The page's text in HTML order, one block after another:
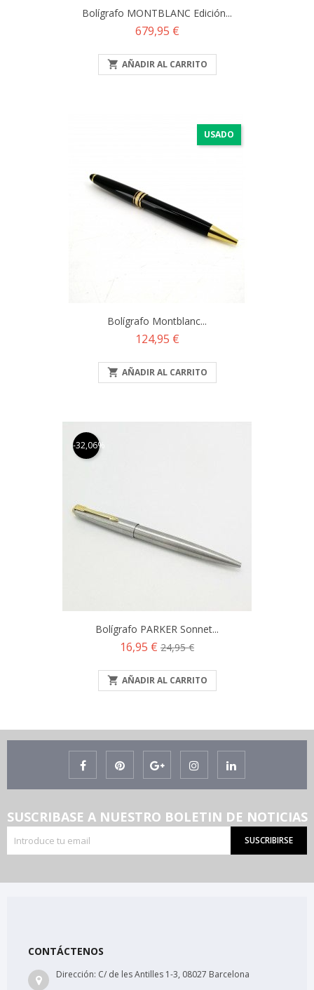
Bolígrafo MONTBLANC Edición...
Precio
679,95 €
 AÑADIR AL CARRITO
USADO
Bolígrafo Montblanc...
Precio
124,95 €
 AÑADIR AL CARRITO
-32,06%
Bolígrafo PARKER Sonnet...
Precio
16,95 € Precio
24,95 €
 AÑADIR AL CARRITO
SUSCRIBASE A NUESTRO BOLETIN DE NOTICIAS
SUSCRIBIRSE
CONTÁCTENOS
Dirección: C/ de les Antilles 1-3, 08027 Barcelona